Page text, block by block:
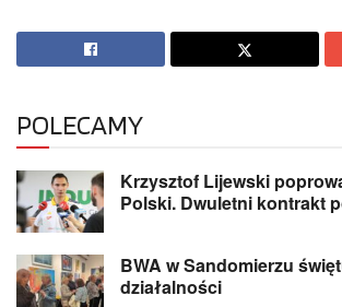
POLECAMY
Krzysztof Lijewski
Polski. Dwuletni kontrakt
BWA w Sandomierzu
działalności